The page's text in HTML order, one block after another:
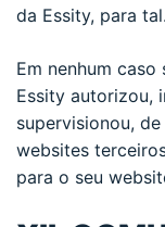
da Essity, para tal.
Em nenhum
Essity autorizou,
supervisionou,
websites
para o seu